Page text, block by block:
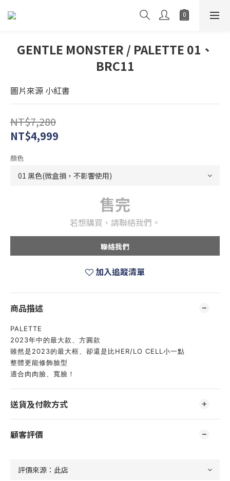
GENTLE MONSTER / PALETTE 01、
BRC11
圖片來源 小紅書
NT$7,280
NT$4,999
顏色
售完
若想購買，請聯絡我們。
聯絡我們
加入追蹤清單
商品描述
PALETTE
2023年中的最大款、方圓款
雖然是2023的最大框、卻還是比HER/LO CELL小一點
整體更能修飾臉型
適合肉肉臉、寬臉！
送貨及付款方式
顧客評價